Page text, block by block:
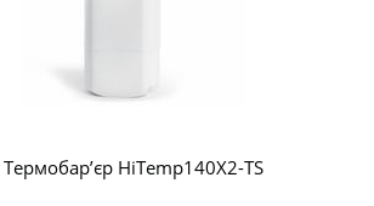
Термобар’єр HiTemp140X2-TS